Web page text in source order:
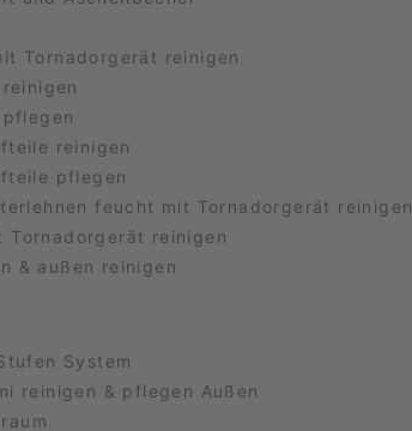
Tornadorgerät reinigen
reinigen
pflegen
feucht mit Tornadorgerät reinigen
Tornadorgerät reinigen
& außen reinigen
System
reinigen & pflegen Außen